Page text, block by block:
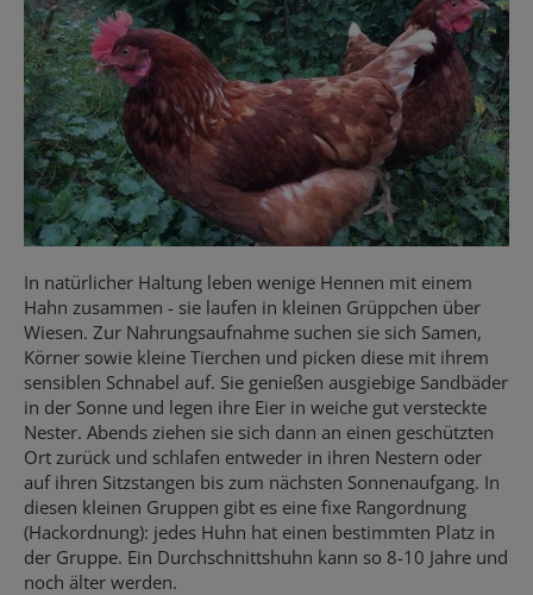
In natürlicher Haltung leben wenige Hennen mit einem
Hahn zusammen - sie laufen in kleinen Grüppchen über
Wiesen. Zur Nahrungsaufnahme suchen sie sich Samen,
Körner sowie kleine Tierchen und picken diese mit ihrem
sensiblen Schnabel auf. Sie genießen ausgiebige Sandbäder
in der Sonne und legen ihre Eier in weiche gut versteckte
Nester. Abends ziehen sie sich dann an einen geschützten
Ort zurück und schlafen entweder in ihren Nestern oder
auf ihren Sitzstangen bis zum nächsten Sonnenaufgang. In
diesen kleinen Gruppen gibt es eine fixe Rangordnung
(Hackordnung): jedes Huhn hat einen bestimmten Platz in
der Gruppe. Ein Durchschnittshuhn kann so 8-10 Jahre und
noch älter werden.